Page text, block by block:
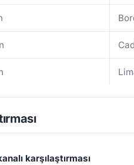
karşılaştırması